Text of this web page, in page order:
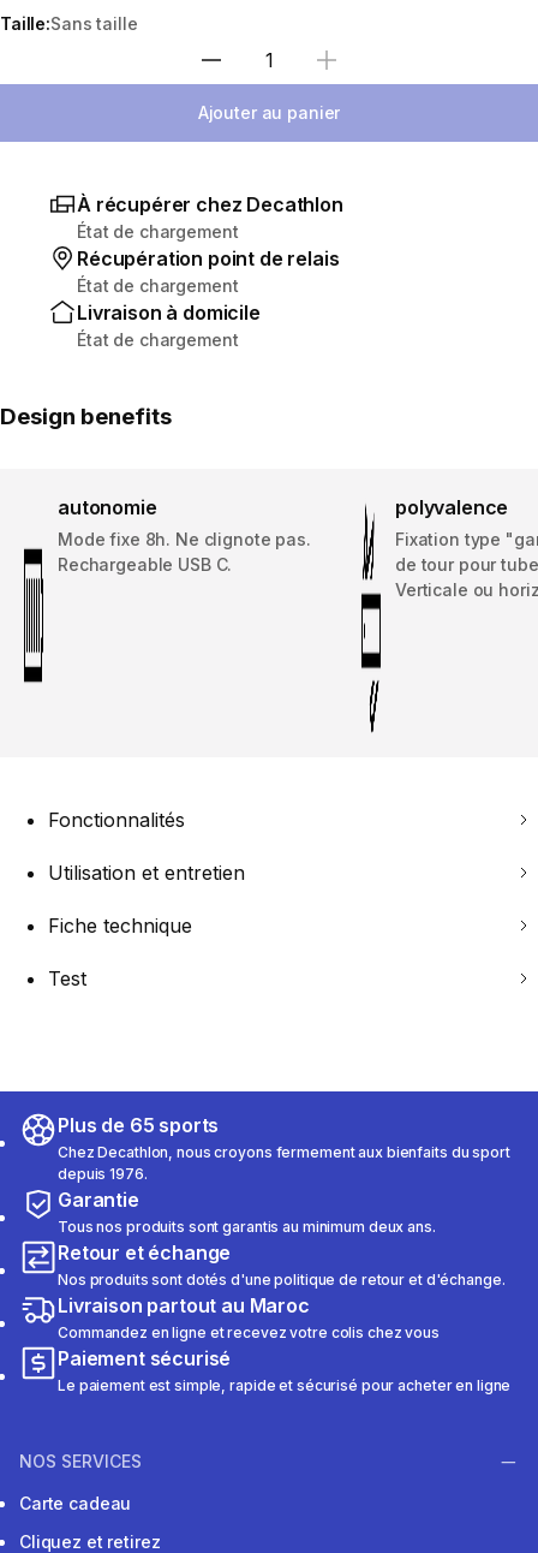
Taille:Sans taille
Sélectionnez la quantité
Ajouter au panier
À récupérer chez Decathlon
État de chargement
Récupération point de relais
État de chargement
Livraison à domicile
État de chargement
Design benefits
autonomie
Mode fixe 8h. Ne clignote pas.
Rechargeable USB C.
polyvalence
Fixation type
de tour pour
Verticale ou
Fonctionnalités
Utilisation et entretien
Fiche technique
Test
Plus de 65 sports
Chez Decathlon, nous croyons fermement aux bienfaits du sport
depuis 1976.
Garantie
Tous nos produits sont garantis au minimum deux ans.
Retour et échange
Nos produits sont dotés d'une politique de retour et d'échange.
Livraison partout au Maroc
Commandez en ligne et recevez votre colis chez vous
Paiement sécurisé
Le paiement est simple, rapide et sécurisé pour acheter en ligne
NOS SERVICES
Carte cadeau
Cliquez et retirez